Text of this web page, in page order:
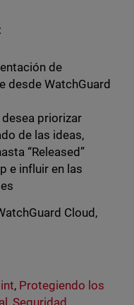
de
desde WatchGuard
priorizar
de las ideas,
“Released”
e influir en las
Cloud,
, Protegiendo los
,Seguridad